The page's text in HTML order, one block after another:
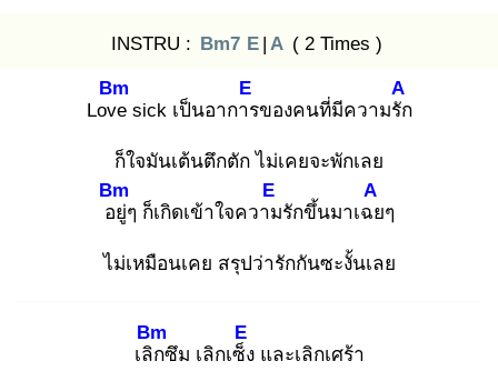
INSTRU : Bm7 E | A ( 2 Times )
Love
Bm
sick เป็นอาการ
E
ของคนที่มีความรัก
A
ก็ใจมันเต้นตึกตัก ไม่เคยจะพักเลย
อยู่
Bm
ๆ ก็เกิดเข้าใจความ
E
รักขึ้นมาเฉย
A
ๆ
ไม่เหมือนเคย สรุปว่ารักกันซะงั้นเลย
เลิก
Bm
ซึม เลิกเซ็ง
E
และเลิกเศร้า